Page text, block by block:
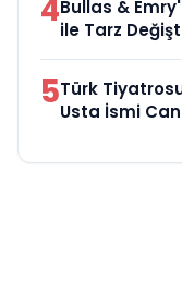
4Bullas &
ile Tarz
5Türk
Usta İsmi